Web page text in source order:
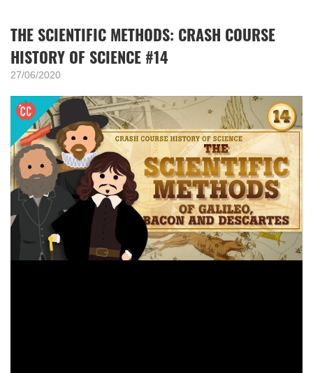
THE SCIENTIFIC METHODS: CRASH COURSE
HISTORY OF SCIENCE #14
27/06/2020